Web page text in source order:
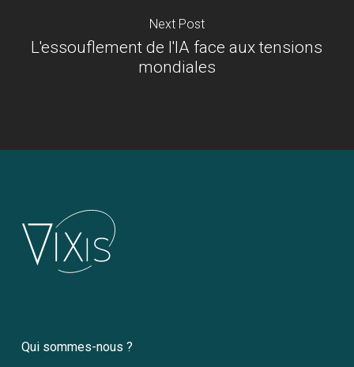
Next Post
L'essouflement de l'IA face aux tensions
mondiales
Qui sommes-nous ?